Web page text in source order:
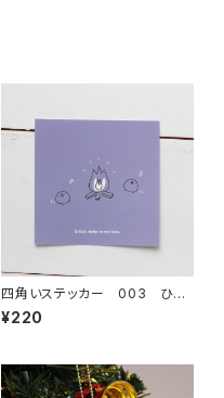
四角いステッカー 003 ひよ
こさんキャンプ
¥220